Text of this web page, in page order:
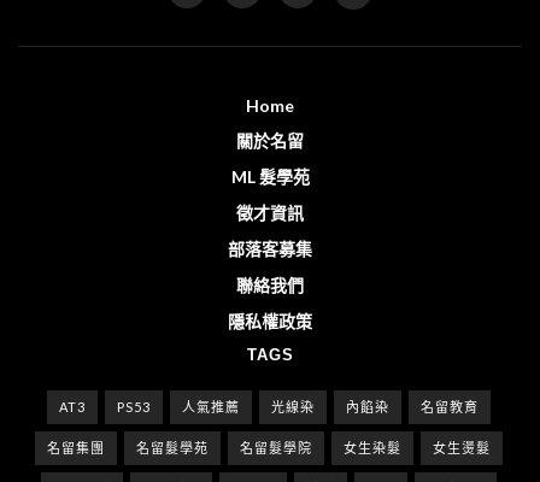
Home
關於名留
ML 髮學苑
徵才資訊
部落客募集
聯絡我們
隱私權政策
TAGS
AT3 PS53 人氣推薦 光線染 內餡染 名留教育
名留集團 名留髮學苑 名留髮學院 女生染髮 女生燙髮